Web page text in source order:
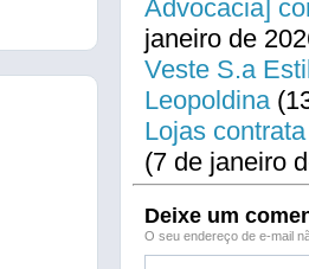
Advocacia]
janeiro de
Veste S.a
Leopoldina
Lojas
(7 de janeiro
Deixe um
O seu endereço de e-mail